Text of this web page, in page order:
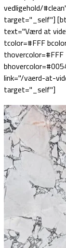
vedligehold/
target="_self"]
text="Værd at
tcolor=#FFF
thovercolor=#FFF
link="/vaerd-at-
target="_self"]